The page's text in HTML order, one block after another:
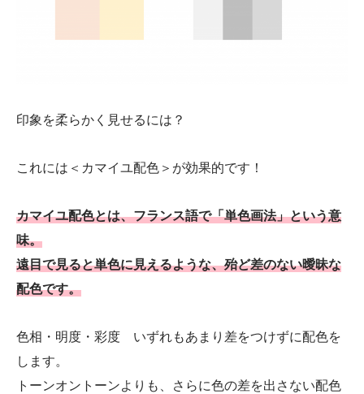
印象を柔らかく見せるには？
これには＜カマイユ配色＞が効果的です！
カマイユ配色とは、フランス語で「単色画法」という意
味。
遠目で見ると単色に見えるような、殆ど差のない曖昧な
配色です。
色相・明度・彩度 いずれもあまり差をつけずに配色を
します。
トーンオントーンよりも、さらに色の差を出さない配色